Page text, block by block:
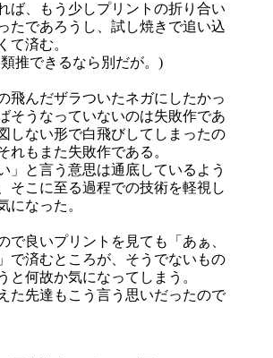
ば、もう少しプリントの折り合い
たであろうし、試し焼きで追い込
て済む。
推できるなら別だが。)
飛んだザラついたネガにしたかっ
そうなっていないのは失敗作であ
しない形で白飛びしてしまったの
れもまた失敗作である。
」と言う意思は通底しているよう
そこに至る過程での技術を軽視し
になった。
で良いプリントを見ても「あぁ、
で済むところが、そうでないもの
と何故か気になってしまう。
た先達もこう言う思いだったので